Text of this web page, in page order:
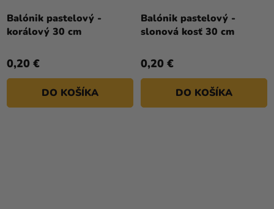
Balónik pastelový -
korálový 30 cm
0,20 €
DO KOŠÍKA
Balónik pastelový -
slonová kosť 30 cm
0,20 €
DO KOŠÍKA